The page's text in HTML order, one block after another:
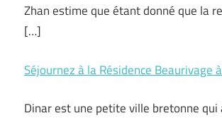
Zhan estime que étant donné que la
[…]
Séjournez à la Résidence Beaurivage
Dinar est une petite ville bretonne qui